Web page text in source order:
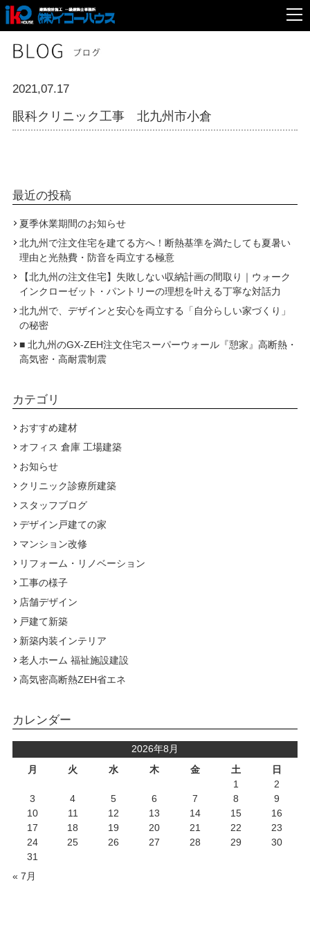
2021,07.17
眼科クリニック工事 北九州市小倉
最近の投稿
夏季休業期間のお知らせ
北九州で注文住宅を建てる方へ！断熱基準を満たしても夏暑い
理由と光熱費・防音を両立する極意
【北九州の注文住宅】失敗しない収納計画の間取り｜ウォーク
インクローゼット・パントリーの理想を叶える丁寧な対話力
北九州で、デザインと安心を両立する「自分らしい家づくり」
の秘密
■ 北九州のGX-ZEH注文住宅スーパーウォール『憩家』高断熱・
高気密・高耐震制震
カテゴリ
おすすめ建材
オフィス 倉庫 工場建築
お知らせ
クリニック診療所建築
スタッフブログ
デザイン戸建ての家
マンション改修
リフォーム・リノベーション
工事の様子
店舗デザイン
戸建て新築
新築内装インテリア
老人ホーム 福祉施設建設
高気密高断熱ZEH省エネ
カレンダー
2026年8月
月
火 水 木 金 土 日
« 7月
1
2
3
4 5 6 7 8
9
10
11 12 13 14 15
16
17
18 19 20 21 22
23
24
25 26 27 28 29
30
31